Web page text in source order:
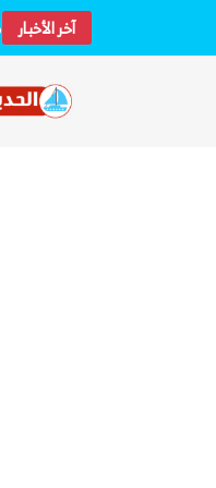
آخر الأخباربعد يومين من الانفجار.. الحوثيون ينتشلون جثث 26 من عناصر «القوة الصاروخية» في نفق بين الحيمة ومناخة